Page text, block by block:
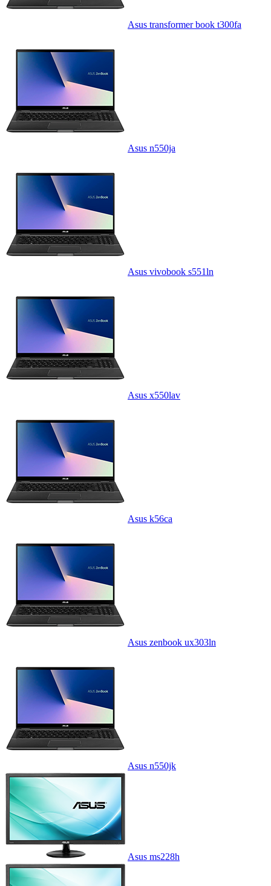
Asus transformer book t300fa
Asus n550ja
Asus vivobook s551ln
Asus x550lav
Asus k56ca
Asus zenbook ux303ln
Asus n550jk
Asus ms228h